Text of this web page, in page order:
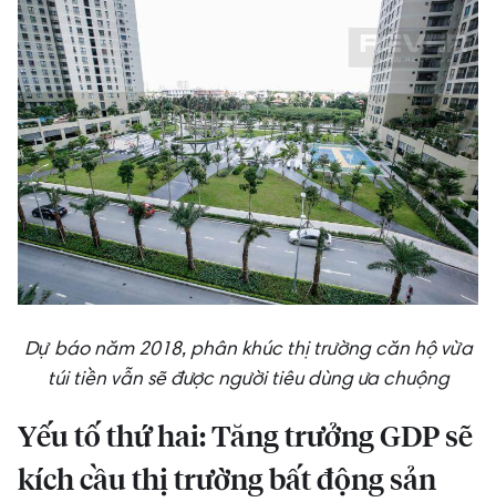
Dự báo năm 2018, phân khúc thị trường căn hộ vừa
túi tiền vẫn sẽ được người tiêu dùng ưa chuộng
Yếu tố thứ hai: Tăng trưởng GDP sẽ
kích cầu thị trường bất động sản